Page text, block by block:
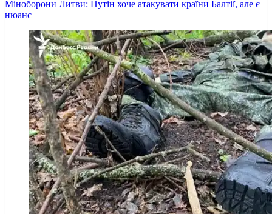
Міноборони Литви: Путін хоче атакувати країни Балтії, але є
нюанс